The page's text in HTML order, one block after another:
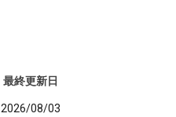
最終更新日
2026/08/03